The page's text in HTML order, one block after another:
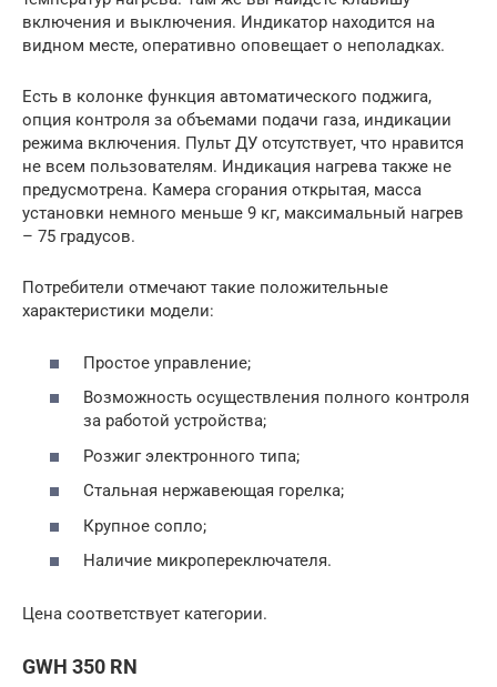
включения и выключения. Индикатор находится на
видном месте, оперативно оповещает о неполадках.
Есть в колонке функция автоматического поджига,
опция контроля за объемами подачи газа, индикации
режима включения. Пульт ДУ отсутствует, что нравится
не всем пользователям. Индикация нагрева также не
предусмотрена. Камера сгорания открытая, масса
установки немного меньше 9 кг, максимальный нагрев
– 75 градусов.
Потребители отмечают такие положительные
характеристики модели:
Простое управление;
Возможность осуществления полного контроля
за работой устройства;
Розжиг электронного типа;
Стальная нержавеющая горелка;
Крупное сопло;
Наличие микропереключателя.
Цена соответствует категории.
GWH 350 RN